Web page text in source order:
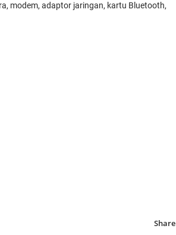
modem, adaptor jaringan, kartu Bluetooth,
Share